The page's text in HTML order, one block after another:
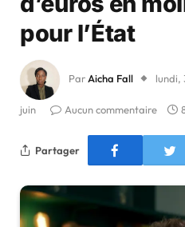
pour l’État
Par Aicha Fall lundi,
juin Aucun commentaire
Partager